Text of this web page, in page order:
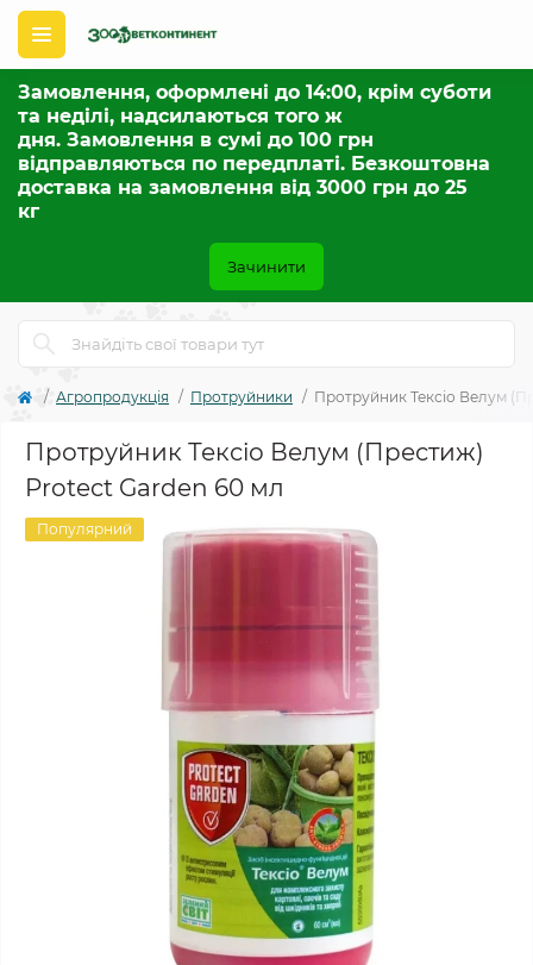
Замовлення, оформлені до 14:00, крім суботи
та неділі, надсилаються того ж
дня. Замовлення в сумі до 100 грн
відправляються по передплаті. Безкоштовна
доставка на замовлення від 3000 грн до 25
кг
Зачинити
Агропродукція Протруйники Протруйник Тексіо Велум
Протруйник Тексіо Велум (Престиж)
Protect Garden 60 мл
Популярний